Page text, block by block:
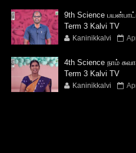
9th Science
Term 3 Kalvi TV
Kaninikkalvi
4th Science நாம்
Term 3 Kalvi TV
Kaninikkalvi